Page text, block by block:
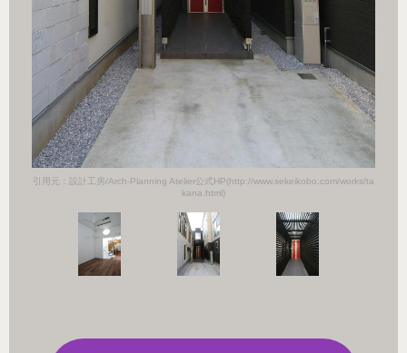
引用元：設計工房/Arch-Planning Atelier公式HP(http://www.sekeikobo.com/works/ta
kana.html)